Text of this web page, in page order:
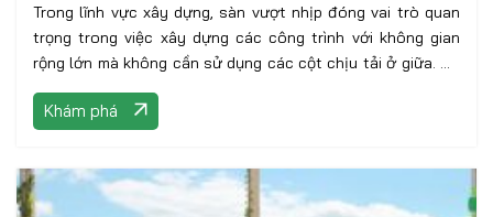
Trong lĩnh vực xây dựng, sàn vượt nhịp đóng vai trò quan
trọng trong việc xây dựng các công trình với không gian
rộng lớn mà không cần sử dụng các cột chịu tải ở giữa. Để
đáp ứng nhu cầu ngày càng cao của ngành xây dựng, các
nhà sản xuất và kỹ sư đã liên tục phát triển và đưa ra các
Khám phá